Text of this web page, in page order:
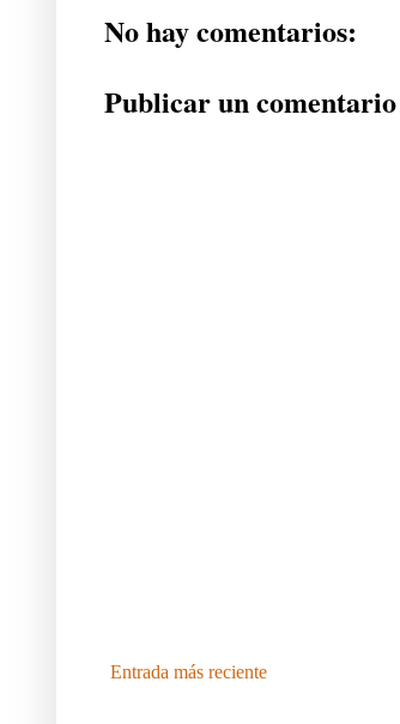
No hay comentarios:
Publicar un comentario
Entrada más reciente